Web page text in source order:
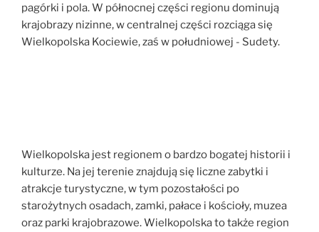
pagórki i pola. W północnej części regionu dominują
krajobrazy nizinne, w centralnej części rozciąga się
Wielkopolska Kociewie, zaś w południowej - Sudety.
Wielkopolska jest regionem o bardzo bogatej historii i
kulturze. Na jej terenie znajdują się liczne zabytki i
atrakcje turystyczne, w tym pozostałości po
starożytnych osadach, zamki, pałace i kościoły, muzea
oraz parki krajobrazowe. Wielkopolska to także region